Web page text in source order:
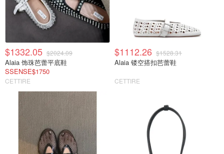
$1332.05 $2024.09
Alaia 饰珠芭蕾平底鞋
SSENSE$1750
CETTIRE
$1112.26 $1528.31
Alaia 镂空搭扣芭蕾鞋
CETTIRE